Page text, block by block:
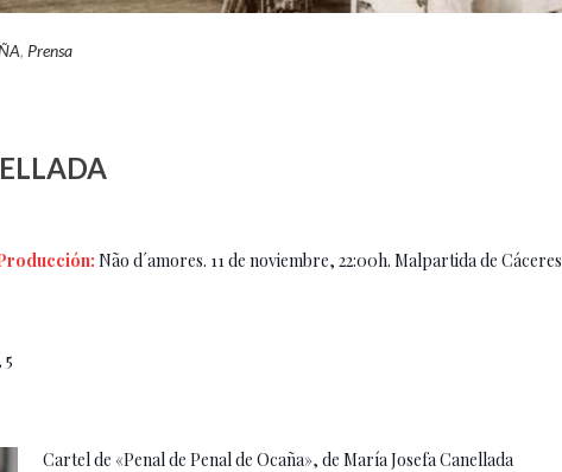
, Prensa
Não d´amores. 11 de noviembre, 22:00h. Malpartida de Cáceres
Cartel de «Penal de Penal de Ocaña», de María Josefa Canellada